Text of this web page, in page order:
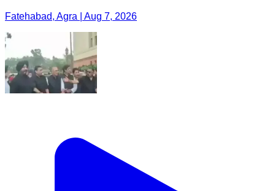
Fatehabad, Agra | Aug 7, 2026